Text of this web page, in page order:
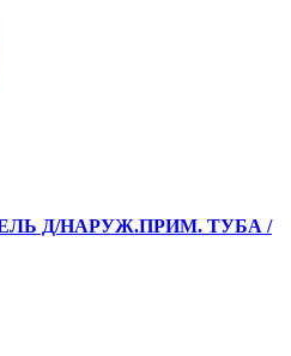
Д/НАРУЖ.ПРИМ. ТУБА /